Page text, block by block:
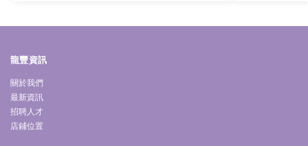
龍豐資訊
關於我們
最新資訊
招聘人才
店鋪位置